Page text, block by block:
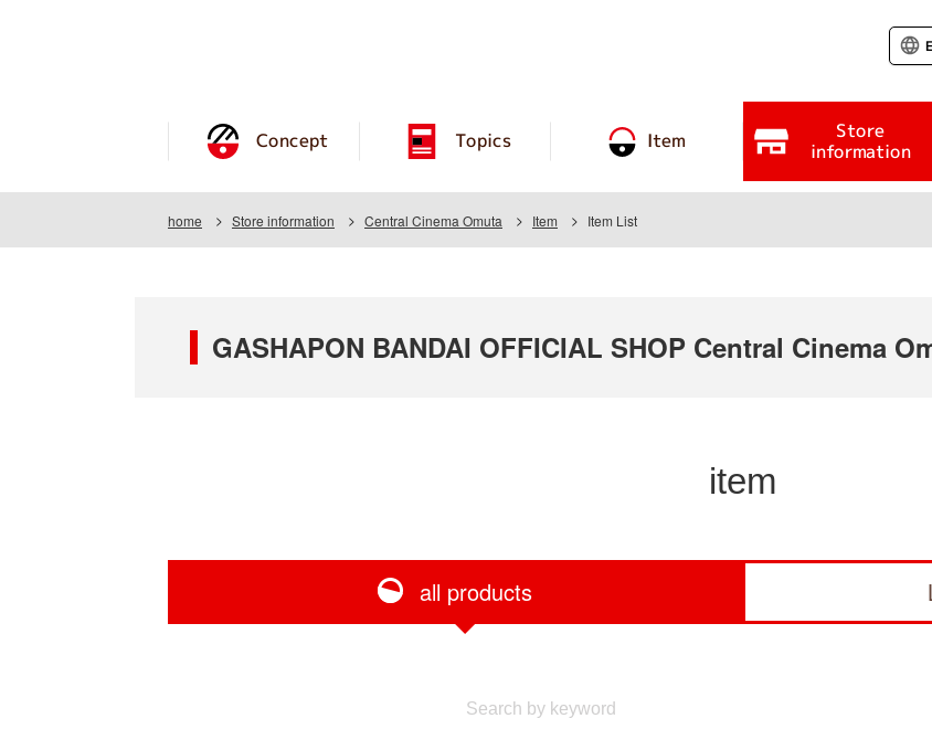
Concept Topics Item Store
information
home Store information Central Cinema Omuta Item Item List
GASHAPON BANDAI OFFICIAL SHOP Central Cinema
item
all products